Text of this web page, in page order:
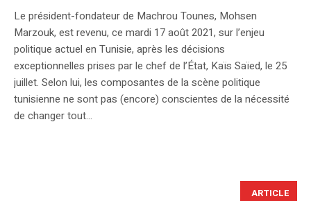
Le président-fondateur de Machrou Tounes, Mohsen
Marzouk, est revenu, ce mardi 17 août 2021, sur l’enjeu
politique actuel en Tunisie, après les décisions
exceptionnelles prises par le chef de l’État, Kaïs Saïed, le 25
juillet. Selon lui, les composantes de la scène politique
tunisienne ne sont pas (encore) conscientes de la nécessité
de changer tout...
ARTICLE